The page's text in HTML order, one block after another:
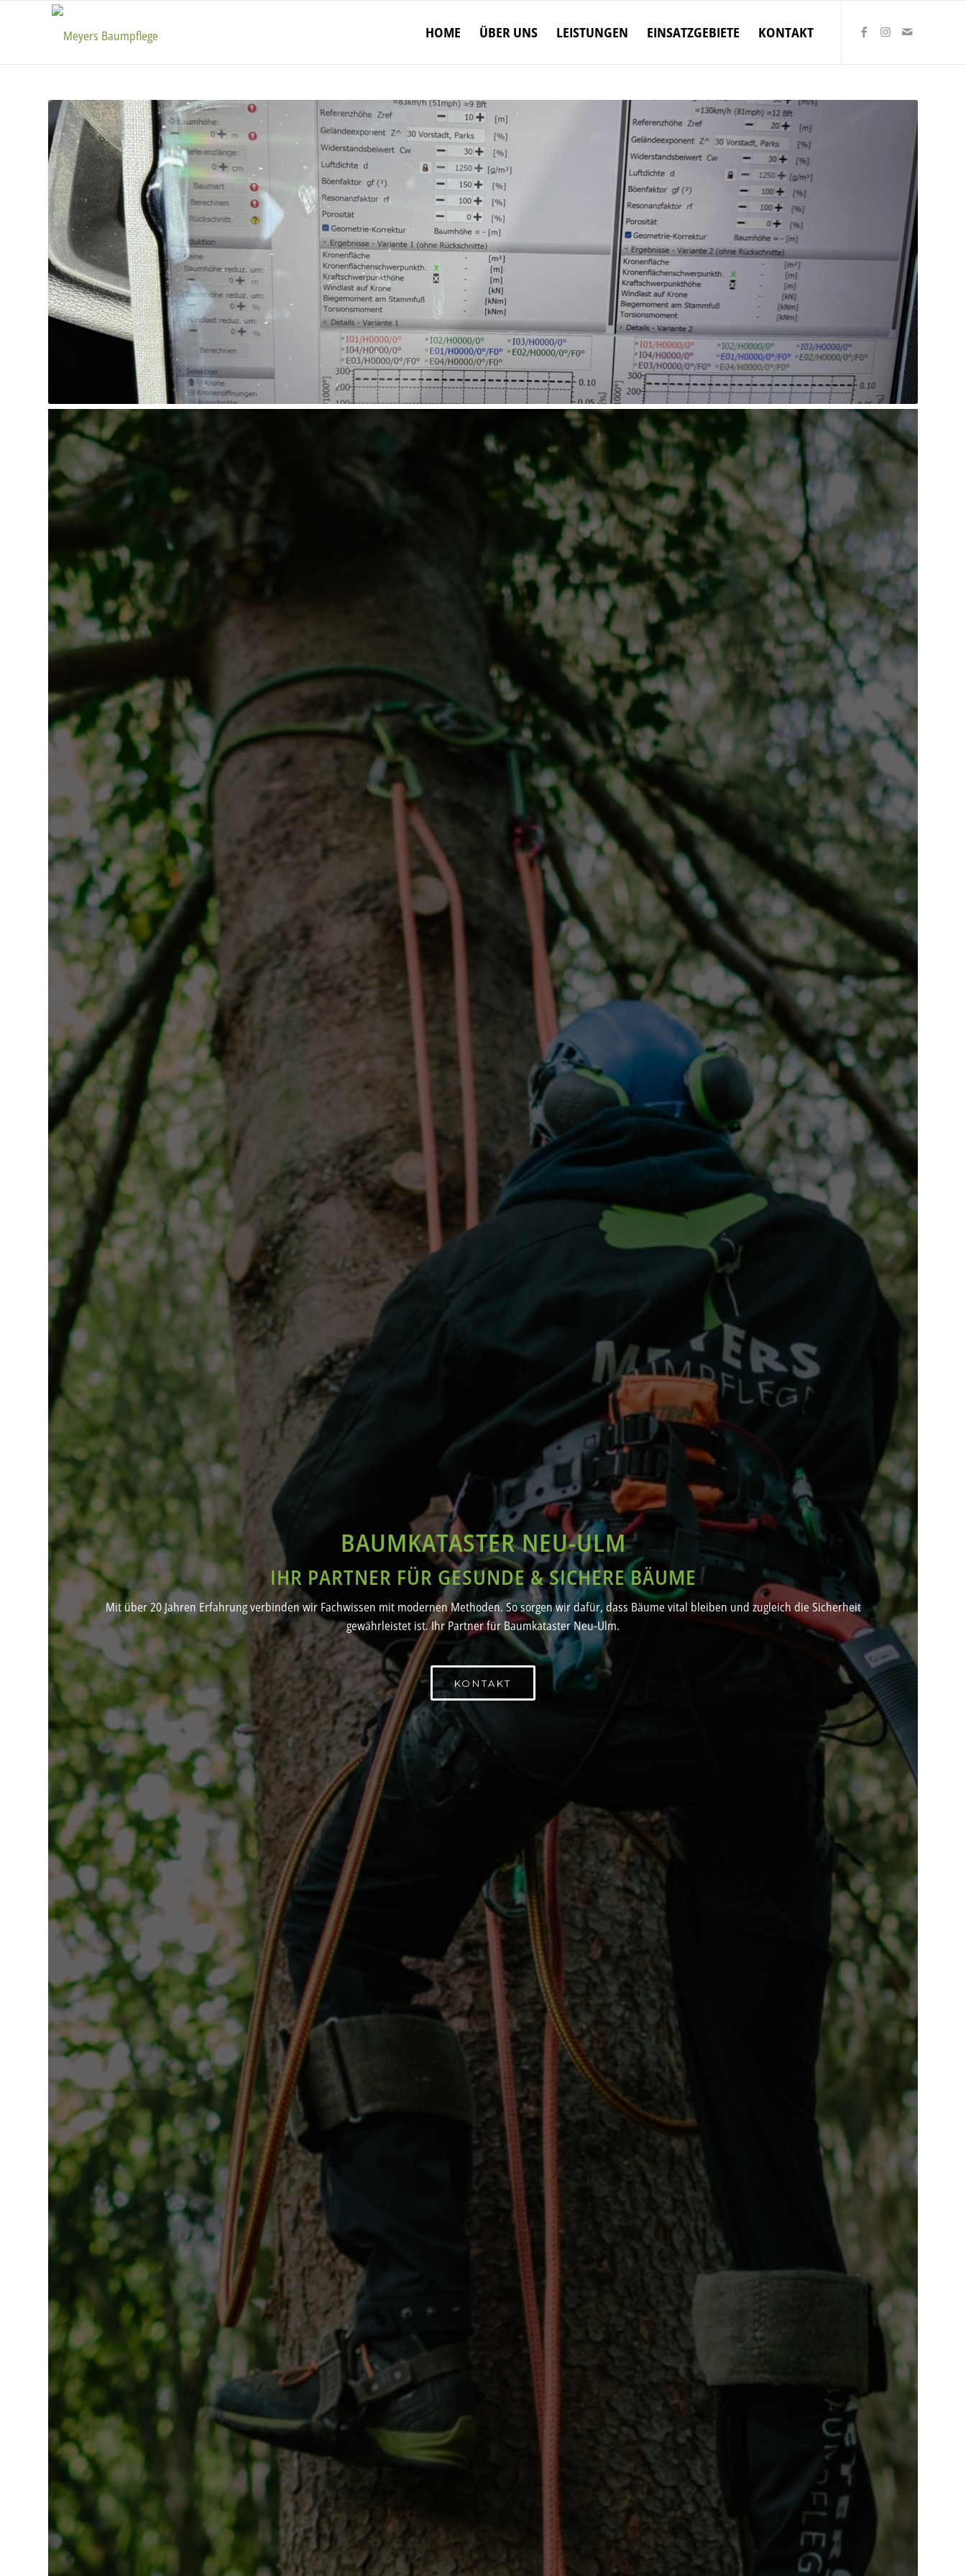
HOME ÜBER UNS LEISTUNGEN EINSATZGEBIETE KONTAKT
BAUMKATASTER NEU-ULM
IHR PARTNER FÜR GESUNDE & SICHERE BÄUME
Mit über 20 Jahren Erfahrung verbinden wir Fachwissen mit modernen Methoden. So sorgen wir dafür, dass Bäume vital bleiben und zugleich die Sicherheit
gewährleistet ist. Ihr Partner für Baumkataster Neu-Ulm.
KONTAKT